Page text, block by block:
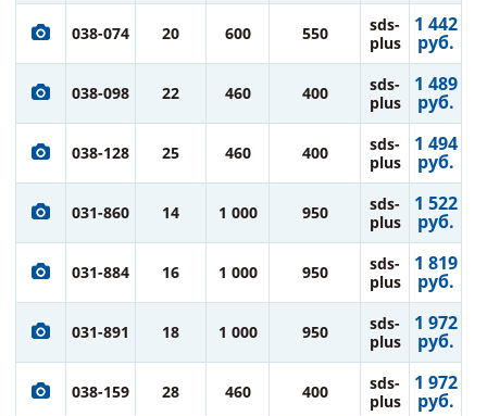
038-074 20 600 550
sds-
plus
1 442
руб.
038-098 22 460 400
sds-
plus
1 489
руб.
038-128 25 460 400
sds-
plus
1 494
руб.
031-860 14 1 000 950
sds-
plus
1 522
руб.
031-884 16 1 000 950
sds-
plus
1 819
руб.
031-891 18 1 000 950
sds-
plus
1 972
руб.
038-159 28 460 400
sds-
plus
1 972
руб.